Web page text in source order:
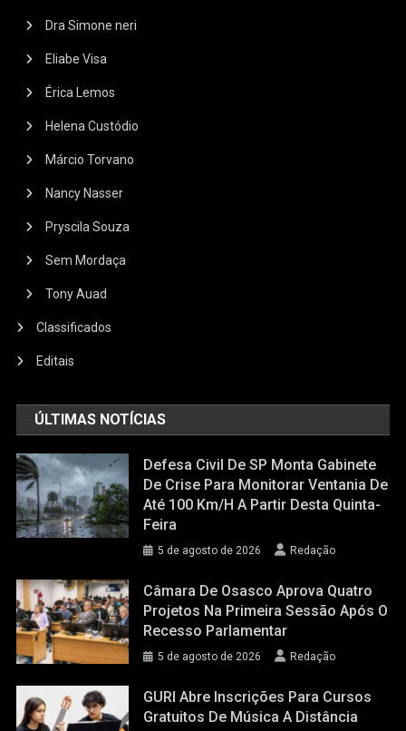
Dra Simone neri
Eliabe Visa
Érica Lemos
Helena Custódio
Márcio Torvano
Nancy Nasser
Pryscila Souza
Sem Mordaça
Tony Auad
Classificados
Editais
ÚLTIMAS NOTÍCIAS
Defesa Civil De SP Monta Gabinete
De Crise Para Monitorar Ventania De
Até 100 Km/h A Partir Desta Quinta-
Feira
5 de agosto de 2026 Redação
Câmara De Osasco Aprova Quatro
Projetos Na Primeira Sessão Após O
Recesso Parlamentar
5 de agosto de 2026 Redação
GURI Abre Inscrições Para Cursos
Gratuitos De Música A Distância